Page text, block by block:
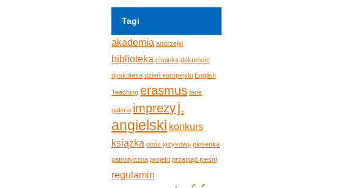
Tagi
akademia andrzejki
biblioteka choinka dokument
dyskoteka dzień europejski English
Teaching erasmus ferie
galeria imprezyj.
angielski konkurs
książka obóz językowy piosenka
patriotyczna projekt przegląd pieśni
regulamin